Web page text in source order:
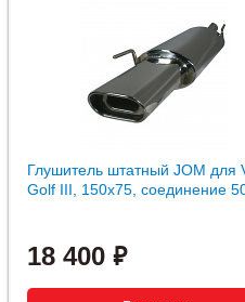
Глушитель штатный JOM для
Golf III, 150x75, соединение
18 400